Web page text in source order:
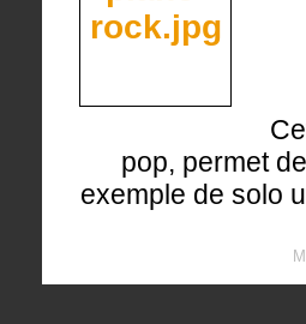
pop, permet
exemple de solo